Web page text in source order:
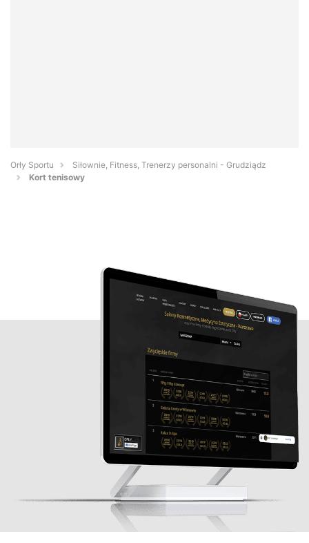
Orły Sportu
Siłownie, Fitness, Trenerzy personalni - Grudziądz
Kort tenisowy